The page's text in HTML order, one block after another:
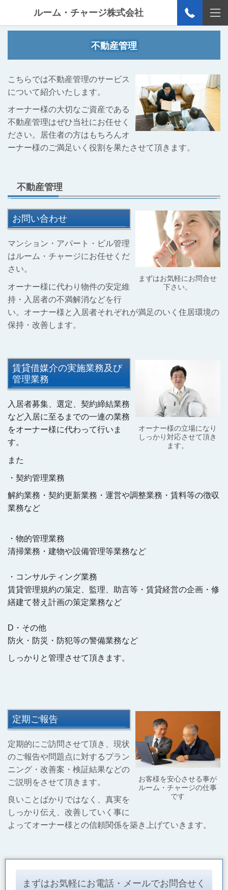
ルーム・チャージ株式会社
不動産管理
こちらでは不動産管理のサービス
について紹介いたします。
オーナー様の大切なご資産である
不動産管理はぜひ当社にお任せく
ださい。居住者の方はもちろんオ
ーナー様のご満足いく役割を果たさせて頂きます。
不動産管理
まずはお気軽にお問合せ
下さい。
お問い合わせ
マンション・アパート・ビル管理
はルーム・チャージにお任せくだ
さい。
オーナー様に代わり 物件の安定維
持・入居者の不満解消などを行
い。オーナー様と入居者それぞれが満足のいく住居環境の
保持・改善します。
オーナー様の立場になり
しっかり対応させて頂き
ます。
賃貸借媒介の実施業務及び
管理業務
入居者募集、選定、契約締結業務
など入居に至るまでの一連の業務
をオーナー様に代わって行いま
す。
また
・契約管理業務
解約業務・契約更新業務・運営や調整業務・賃料等の徴収
業務など
・物的管理業務
清掃業務・建物や設備管理等業務など
・コンサルティング業務
賃貸管理規約の策定、監理、助言等・賃貸経営の企画・修
繕建て替え計画の策定業務など
D・その他
防火・防災・防犯等の警備業務など
しっかりと管理させて頂きます。
お客様を安心させる事が
ルーム・チャージの仕事
です
定期ご報告
定期的にご訪問させて頂き、現状
のご報告や問題点に対するプラン
ニング・改善案・検証結果などの
ご説明をさせて頂きます。
良いことばかりではなく、真実を
しっかり伝え、改善していく事に
よってオーナー様との信頼関係を築き上げていきます。
まずはお気軽にお電話・メールでお問合せく